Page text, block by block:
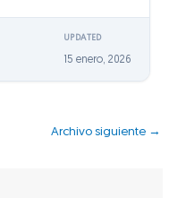
UPDATED
15 enero, 2026
Archivo siguiente →